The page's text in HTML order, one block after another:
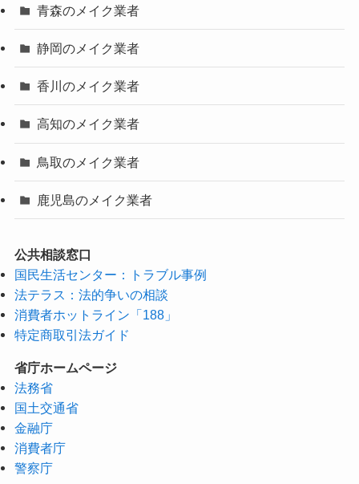
青森のメイク業者
静岡のメイク業者
香川のメイク業者
高知のメイク業者
鳥取のメイク業者
鹿児島のメイク業者
公共相談窓口
国民生活センター：トラブル事例
法テラス：法的争いの相談
消費者ホットライン「188」
特定商取引法ガイド
省庁ホームページ
法務省
国土交通省
金融庁
消費者庁
警察庁